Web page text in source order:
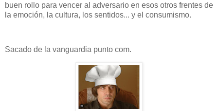
buen rollo para vencer al adversario en esos otros frentes de
la emoción, la cultura, los sentidos... y el consumismo.
Sacado de la vanguardia punto com.